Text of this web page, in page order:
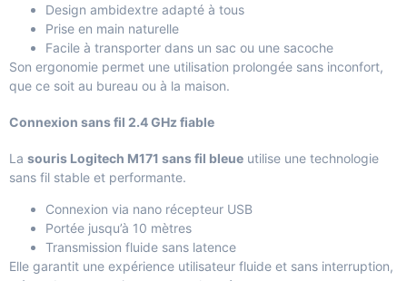
Design ambidextre adapté à tous
Prise en main naturelle
Facile à transporter dans un sac ou une sacoche
Son ergonomie permet une utilisation prolongée sans inconfort,
que ce soit au bureau ou à la maison.
Connexion sans fil 2.4 GHz fiable
La souris Logitech M171 sans fil bleue utilise une technologie
sans fil stable et performante.
Connexion via nano récepteur USB
Portée jusqu’à 10 mètres
Transmission fluide sans latence
Elle garantit une expérience utilisateur fluide et sans interruption,